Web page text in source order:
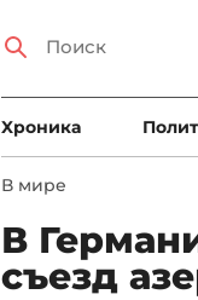
Xроника
В мире
В
съезд